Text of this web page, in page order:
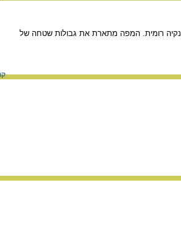
רומית. המפה מתארת את גבולות שטחה של